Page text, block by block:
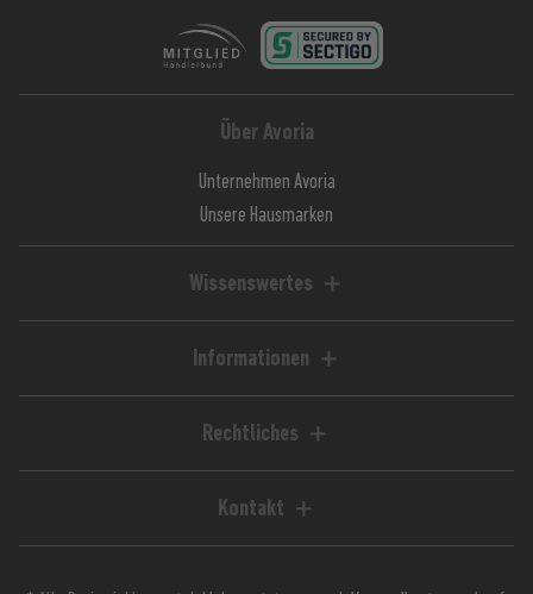
Über Avoria
Unternehmen Avoria
Unsere Hausmarken
Wissenswertes
Magazin / Blog
Informationen
Kundenkonto
Lieferzeiten
Jugendschutz
Rechtliches
AGB
Kontakt
Avoria GmbH